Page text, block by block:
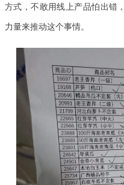
方式，不敢用线上产品怕出错
力量来推动这个事情。